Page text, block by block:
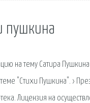
пушкина
на тему Сатира
"Стихи Пушкина". ›
Лицензия на